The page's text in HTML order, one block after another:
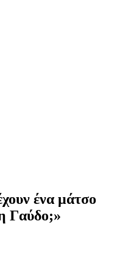
ένα μάτσο
Γαύδο;»